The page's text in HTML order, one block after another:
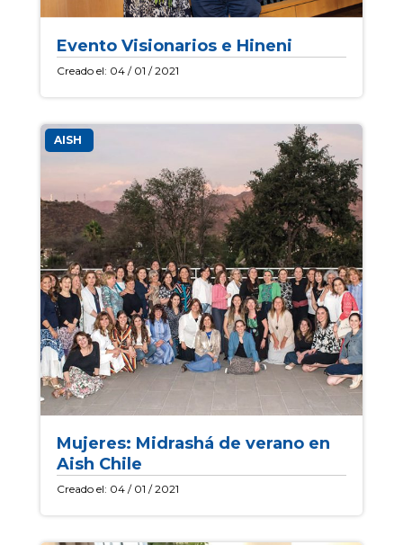
Evento Visionarios e Hineni
Creado el: 04 / 01 / 2021
AISH
Mujeres: Midrashá de verano en
Aish Chile
Creado el: 04 / 01 / 2021